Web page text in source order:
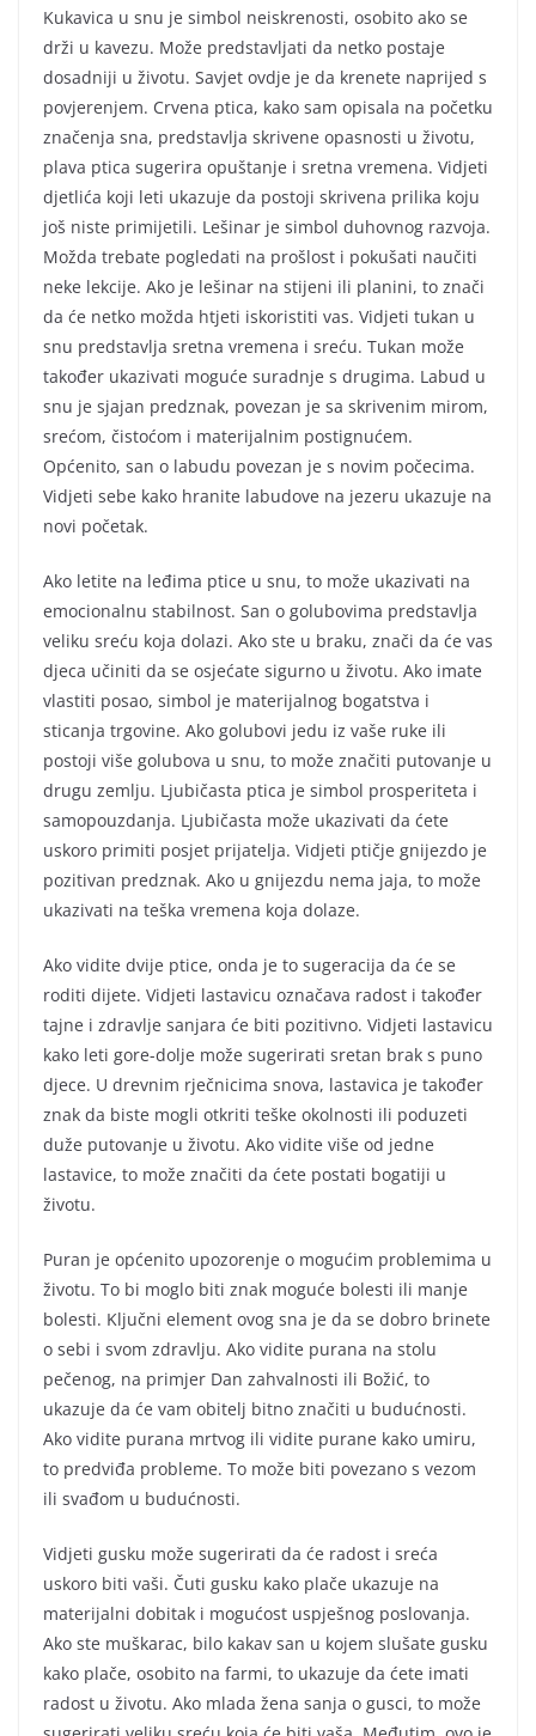
Kukavica u snu je simbol neiskrenosti, osobito ako se
drži u kavezu. Može predstavljati da netko postaje
dosadniji u životu. Savjet ovdje je da krenete naprijed s
povjerenjem. Crvena ptica, kako sam opisala na početku
značenja sna, predstavlja skrivene opasnosti u životu,
plava ptica sugerira opuštanje i sretna vremena. Vidjeti
djetlića koji leti ukazuje da postoji skrivena prilika koju
još niste primijetili. Lešinar je simbol duhovnog razvoja.
Možda trebate pogledati na prošlost i pokušati naučiti
neke lekcije. Ako je lešinar na stijeni ili planini, to znači
da će netko možda htjeti iskoristiti vas. Vidjeti tukan u
snu predstavlja sretna vremena i sreću. Tukan može
također ukazivati moguće suradnje s drugima. Labud u
snu je sjajan predznak, povezan je sa skrivenim mirom,
srećom, čistoćom i materijalnim postignućem.
Općenito, san o labudu povezan je s novim počecima.
Vidjeti sebe kako hranite labudove na jezeru ukazuje na
novi početak.
Ako letite na leđima ptice u snu, to može ukazivati na
emocionalnu stabilnost. San o golubovima predstavlja
veliku sreću koja dolazi. Ako ste u braku, znači da će vas
djeca učiniti da se osjećate sigurno u životu. Ako imate
vlastiti posao, simbol je materijalnog bogatstva i
sticanja trgovine. Ako golubovi jedu iz vaše ruke ili
postoji više golubova u snu, to može značiti putovanje u
drugu zemlju. Ljubičasta ptica je simbol prosperiteta i
samopouzdanja. Ljubičasta može ukazivati da ćete
uskoro primiti posjet prijatelja. Vidjeti ptičje gnijezdo je
pozitivan predznak. Ako u gnijezdu nema jaja, to može
ukazivati na teška vremena koja dolaze.
Ako vidite dvije ptice, onda je to sugeracija da će se
roditi dijete. Vidjeti lastavicu označava radost i također
tajne i zdravlje sanjara će biti pozitivno. Vidjeti lastavicu
kako leti gore-dolje može sugerirati sretan brak s puno
djece. U drevnim rječnicima snova, lastavica je također
znak da biste mogli otkriti teške okolnosti ili poduzeti
duže putovanje u životu. Ako vidite više od jedne
lastavice, to može značiti da ćete postati bogatiji u
životu.
Puran je općenito upozorenje o mogućim problemima u
životu. To bi moglo biti znak moguće bolesti ili manje
bolesti. Ključni element ovog sna je da se dobro brinete
o sebi i svom zdravlju. Ako vidite purana na stolu
pečenog, na primjer Dan zahvalnosti ili Božić, to
ukazuje da će vam obitelj bitno značiti u budućnosti.
Ako vidite purana mrtvog ili vidite purane kako umiru,
to predviđa probleme. To može biti povezano s vezom
ili svađom u budućnosti.
Vidjeti gusku može sugerirati da će radost i sreća
uskoro biti vaši. Čuti gusku kako plače ukazuje na
materijalni dobitak i mogućost uspješnog poslovanja.
Ako ste muškarac, bilo kakav san u kojem slušate gusku
kako plače, osobito na farmi, to ukazuje da ćete imati
radost u životu. Ako mlada žena sanja o gusci, to može